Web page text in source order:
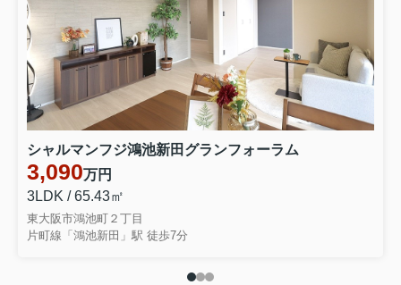
ーツ不動産をいただき誠にありがとう
ございます。無事ご成約に至ることが
でき大変嬉しく思っております。リフ
ォームでお時間を頂き恐縮ではご...
2026.06.28
☆★☆成約御礼☆★☆
東大阪市大蓮南４丁目 中古一戸建を
足いただけるよう引きつづきしっ...
シャルマンフジ鴻池新田グランフォーラム
3,090万円
3LDK / 65.43㎡
東大阪市鴻池町２丁目
片町線「鴻池新田」駅 徒歩7分